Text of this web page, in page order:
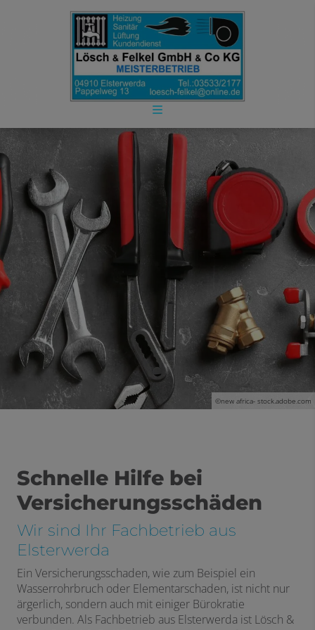
©new africa- stock.adobe.com
Schnelle Hilfe bei
Versicherungsschäden
Wir sind Ihr Fachbetrieb aus
Elsterwerda
Ein Versicherungsschaden, wie zum Beispiel ein
Wasserrohrbruch oder Elementarschaden, ist nicht nur
ärgerlich, sondern auch mit einiger Bürokratie
verbunden. Als Fachbetrieb aus Elsterwerda ist Lösch &